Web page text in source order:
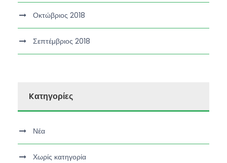
Οκτώβριος 2018
Σεπτέμβριος 2018
Kατηγορίες
Νέα
Χωρίς κατηγορία